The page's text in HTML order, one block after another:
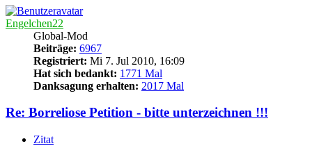
Engelchen22
Global-Mod
Beiträge: 6967
Registriert: Mi 7. Jul 2010, 16:09
Hat sich bedankt: 1771 Mal
Danksagung erhalten: 2017 Mal
Re: Borreliose Petition - bitte unterzeichnen !!!
Zitat